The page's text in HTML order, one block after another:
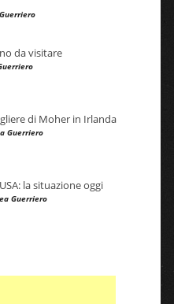
da visitare
di Moher in Irlanda
Guerriero
la situazione oggi
Guerriero